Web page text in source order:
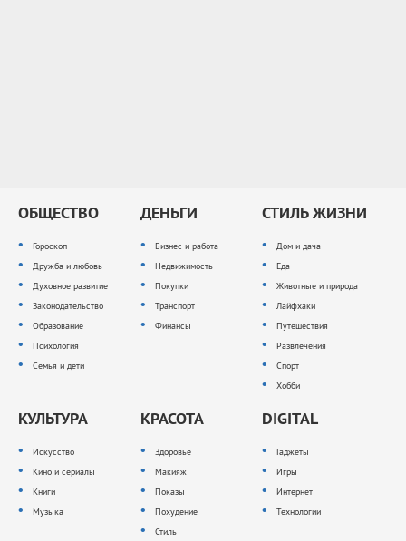
ОБЩЕСТВО
Гороскоп
Дружба и любовь
Духовное развитие
Законодательство
Образование
Психология
Семья и дети
ДЕНЬГИ
Бизнес и работа
Недвижимость
Покупки
Транспорт
Финансы
СТИЛЬ ЖИЗНИ
Дом и дача
Еда
Животные и природа
Лайфхаки
Путешествия
Развлечения
Спорт
Хобби
КУЛЬТУРА
Искусство
Кино и сериалы
Книги
Музыка
КРАСОТА
Здоровье
Макияж
Показы
Похудение
Стиль
DIGITAL
Гаджеты
Игры
Интернет
Технологии